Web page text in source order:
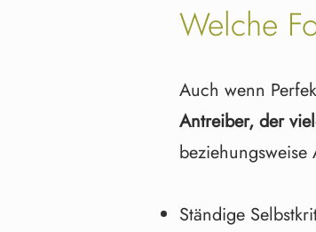
Welche
Auch wenn
Antreiber, der
Ständige